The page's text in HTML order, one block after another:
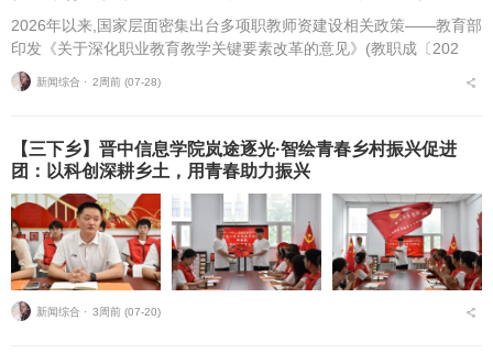
2026年以来,国家层面密集出台多项职教师资建设相关政策——教育部
印发《关于深化职业教育教学关键要素改革的意见》(教职成〔202
6〕1号)(以下简称《意见》),明确将“细化教师能力清单”作为核心举
措,...
新闻综合 ⋅ 2周前 (07-28)
【三下乡】晋中信息学院岚途逐光·智绘青春乡村振兴促进
团：以科创深耕乡土，用青春助力振兴
新闻综合 ⋅ 3周前 (07-20)